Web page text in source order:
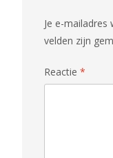
Je e-mailadres
velden zijn
Reactie *